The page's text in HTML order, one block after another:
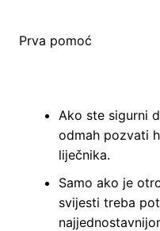
Prva pomoć
Ako ste sigurni
odmah pozvati
liječnika.
Samo ako je
svijesti treba